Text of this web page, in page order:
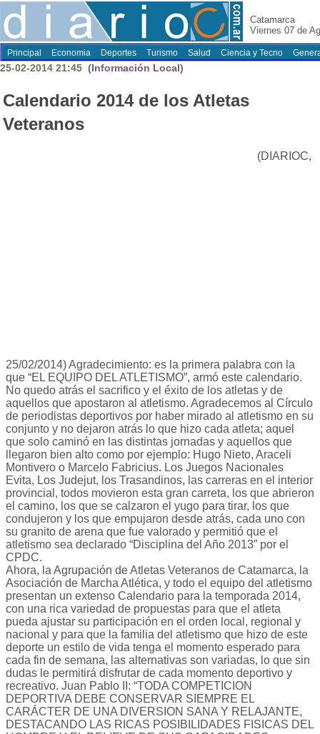
Catamarca
Viernes 07 de
Principal Economia Deportes Turismo Salud Ciencia y Tecno
25-02-2014 21:45 (Información Local)
Calendario 2014 de los Atletas
Veteranos
(DIARIOC,
25/02/2014) Agradecimiento: es la primera palabra con la
que “EL EQUIPO DEL ATLETISMO”, armó este calendario.
No quedo atrás el sacrifico y el éxito de los atletas y de
aquellos que apostaron al atletismo. Agradecemos al Círculo
de periodistas deportivos por haber mirado al atletismo en su
conjunto y no dejaron atrás lo que hizo cada atleta; aquel
que solo caminó en las distintas jornadas y aquellos que
llegaron bien alto como por ejemplo: Hugo Nieto, Araceli
Montivero o Marcelo Fabricius. Los Juegos Nacionales
Evita, Los Judejut, los Trasandinos, las carreras en el interior
provincial, todos movieron esta gran carreta, los que abrieron
el camino, los que se calzaron el yugo para tirar, los que
condujeron y los que empujaron desde atrás, cada uno con
su granito de arena que fue valorado y permitió que el
atletismo sea declarado “Disciplina del Año 2013” por el
CPDC.
Ahora, la Agrupación de Atletas Veteranos de Catamarca, la
Asociación de Marcha Atlética, y todo el equipo del atletismo
presentan un extenso Calendario para la temporada 2014,
con una rica variedad de propuestas para que el atleta
pueda ajustar su participación en el orden local, regional y
nacional y para que la familia del atletismo que hizo de este
deporte un estilo de vida tenga el momento esperado para
cada fin de semana, las alternativas son variadas, lo que sin
dudas le permitirá disfrutar de cada momento deportivo y
recreativo. Juan Pablo II: “TODA COMPETICION
DEPORTIVA DEBE CONSERVAR SIEMPRE EL
CARÁCTER DE UNA DIVERSION SANA Y RELAJANTE,
DESTACANDO LAS RICAS POSIBILIDADES FISICAS DEL